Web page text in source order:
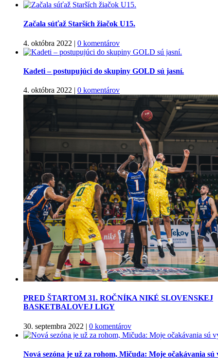
Začala súťaž Starších žiačok U15.
4. októbra 2022 | 0 komentárov
Kadeti – postupujúci do skupiny GOLD sú jasní.
4. októbra 2022 | 0 komentárov
PRED ŠTARTOM 31. ROČNÍKA NIKÉ SLOVENSKEJ
BASKETBALOVEJ LIGY
30. septembra 2022 | 0 komentárov
Nová sezóna je už za rohom, Mičuda: Moje očakávania sú